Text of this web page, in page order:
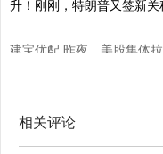
建宝优配 昨夜，美股集体拉
相关评论